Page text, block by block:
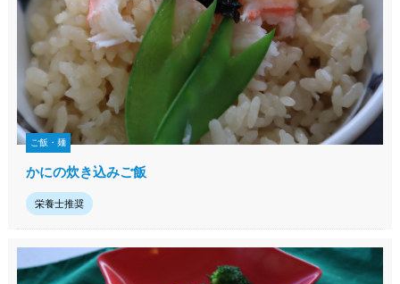
ご飯・麺
かにの炊き込みご飯
栄養士推奨